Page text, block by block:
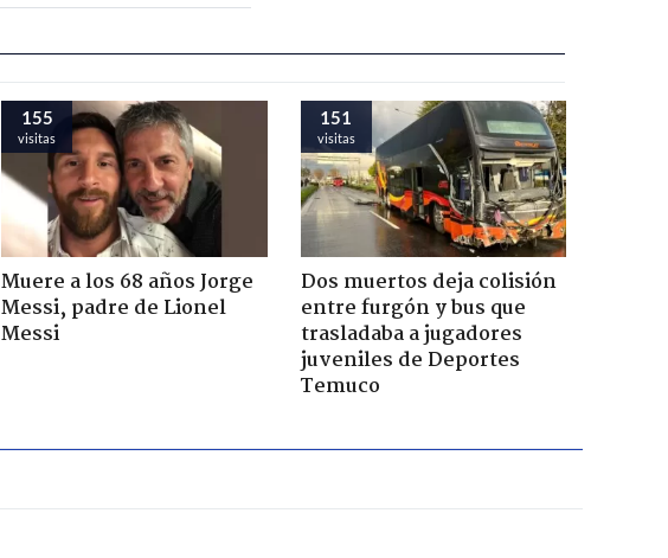
155
visitas
Muere a los 68 años Jorge
Messi, padre de Lionel
Messi
151
visitas
Dos muertos deja colisión
entre furgón y bus que
trasladaba a jugadores
juveniles de Deportes
Temuco